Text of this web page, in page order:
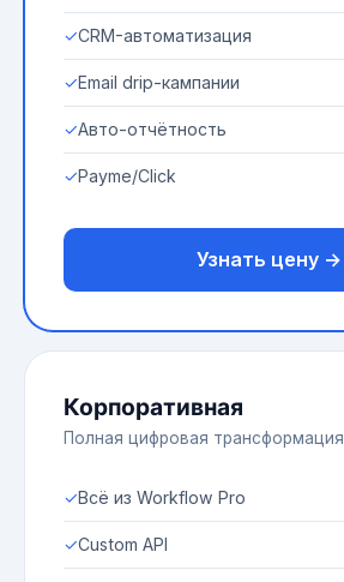
✓CRM-автоматизация
✓Email drip-кампании
✓Авто-отчётность
✓Payme/Click
Узнать цену →
Корпоративная
Полная цифровая трансформация
✓Всё из Workflow Pro
✓Custom API